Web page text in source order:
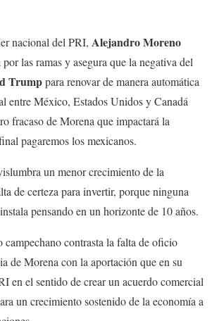
nacional del PRI, Alejandro Moreno
por las ramas y asegura que la negativa del
Trumppara renovar de manera automática
entre México, Estados Unidos y Canadá
fracaso de Morena que impactará la
pagaremos los mexicanos.
un menor crecimiento de la
de certeza para invertir, porque ninguna
pensando en un horizonte de 10 años.
contrasta la falta de oficio
de Morena con la aportación que en su
en el sentido de crear un acuerdo comercial
un crecimiento sostenido de la economía a